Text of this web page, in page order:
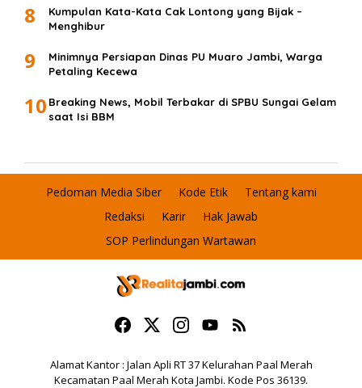
8
Kumpulan Kata-Kata Cak Lontong yang Bijak –
Menghibur
9
Minimnya Persiapan Dinas PU Muaro Jambi, Warga
Petaling Kecewa
10 Breaking News, Mobil Terbakar di SPBU Sungai Gelam
saat Isi BBM
Pedoman Media Siber Kode Etik
Tentang kami
Redaksi
Karir
Hak Jawab
SOP Perlindungan Wartawan
Alamat Kantor : Jalan Apli RT 37 Kelurahan Paal Merah
Kecamatan Paal Merah Kota Jambi. Kode Pos 36139.